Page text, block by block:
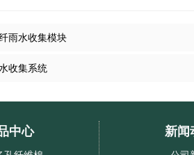
雨水收集模块
收集系统
中心 新闻